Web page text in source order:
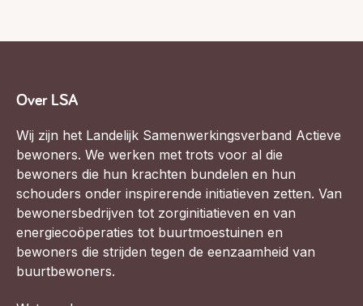
Over LSA
Wij zijn het Landelijk Samenwerkingsverband Actieve
bewoners. We werken met trots voor al die
bewoners die hun krachten bundelen en hun
schouders onder inspirerende initiatieven zetten. Van
bewonersbedrijven tot zorginitiatieven en van
energiecoöperaties tot buurtmoestuinen en
bewoners die strijden tegen de eenzaamheid van
buurtbewoners.